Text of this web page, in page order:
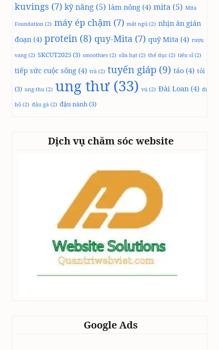
kuvings (7) kỹ năng (5) làm nông (4) mita (5) Mita
Foundation (2) máy ép chậm (7) mất ngủ (2) nhịn ăn gián
đoạn (4) protein (8) quy-Mita (7) quỹ Mita (4) rượu
vang (2) SKCUT2025(3) smoothies (2) sữa hạt (2) thể dục (2) tiến sĩ(2)
tiếp sức cuộc sống (4) trà (2) tuyến giáp (9) táo (4) tỏi
(3) ung-thu (2) ung thư(33) vú (2) Đài Loan (4) đi
bộ (2) đậu gà (2) đậu nành(3)
Dịch vụ chăm sóc website
Google Ads